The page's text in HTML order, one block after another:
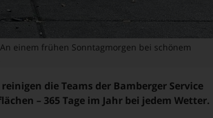
einem frühen Sonntagmorgen bei schönem
die Teams der Bamberger Service
– 365 Tage im Jahr bei jedem Wetter.